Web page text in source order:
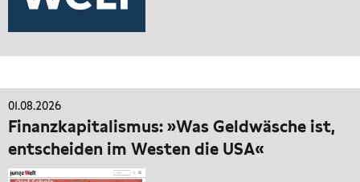
01.08.2026
Finanzkapitalismus: »Was Geldwäsche ist,
entscheiden im Westen die USA«